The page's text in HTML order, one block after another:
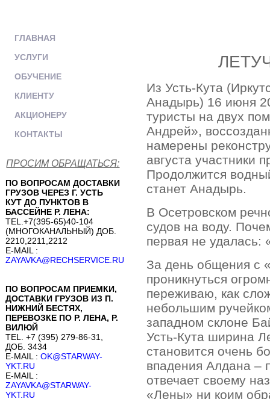
Из Усть-Кута
Анадырь) 16 июня
туристы на двух
Андрей»,
намерены
августа участники
Продолжится
станет Анадырь.
В Осетровском
судов на воду.
первая не удалась:
За день общения с
проникнуться
переживаю, как
небольшим
западном склоне
Усть-Кута ширина
становится очень
впадения Алдана –
отвечает своему
«Лены» ни коим
ГЛАВНАЯ
УСЛУГИ
ОБУЧЕНИЕ
КЛИЕНТУ
АКЦИОНЕРУ
КОНТАКТЫ
ПРОСИМ ОБРАЩАТЬСЯ:
ПО ВОПРОСАМ ДОСТАВКИ
ГРУЗОВ ЧЕРЕЗ Г. УСТЬ
КУТ ДО ПУНКТОВ В
БАССЕЙНЕ Р. ЛЕНА:
TEL.+7(395-65)40-104
(МНОГОКАНАЛЬНЫЙ) ДОБ.
2210,2211,2212
E-MAIL :
ZAYAVKA@RECHSERVICE.RU
ПО ВОПРОСАМ ПРИЕМКИ,
ДОСТАВКИ ГРУЗОВ ИЗ П.
НИЖНИЙ БЕСТЯХ,
ПЕРЕВОЗКЕ ПО Р. ЛЕНА, Р.
ВИЛЮЙ
TEL. +7 (395) 279-86-31,
ДОБ. 3434
E-MAIL : OK@STARWAY-
YKT.RU
E-MAIL :
ZAYAVKA@STARWAY-
YKT.RU